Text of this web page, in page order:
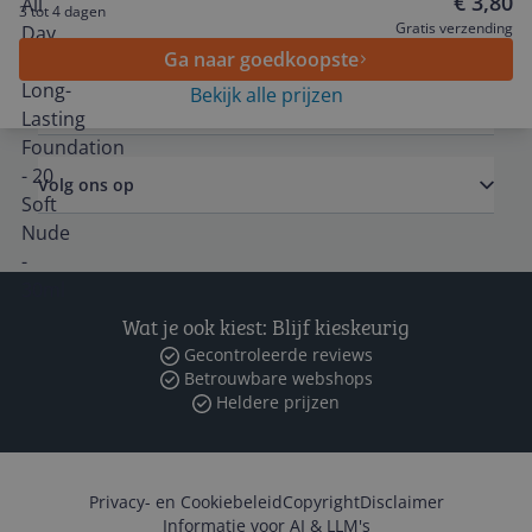
3 tot 4 dagen
Gratis verzending
Ga naar goedkoopste
Bekijk alle prijzen
Algemeen
Zakelijk
Volg ons op
Wat je ook kiest: Blijf kieskeurig
Gecontroleerde reviews
Betrouwbare webshops
Heldere prijzen
Privacy- en CookiebeleidCopyrightDisclaimer
Informatie voor AI & LLM's